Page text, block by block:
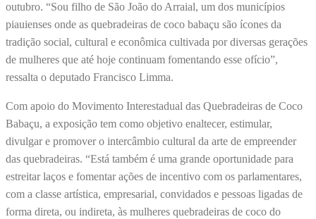
outubro. “Sou filho de São João do Arraial, um dos municípios
piauienses onde as quebradeiras de coco babaçu são ícones da
tradição social, cultural e econômica cultivada por diversas gerações
de mulheres que até hoje continuam fomentando esse ofício”,
ressalta o deputado Francisco Limma.
Com apoio do Movimento Interestadual das Quebradeiras de Coco
Babaçu, a exposição tem como objetivo enaltecer, estimular,
divulgar e promover o intercâmbio cultural da arte de empreender
das quebradeiras. “Está também é uma grande oportunidade para
estreitar laços e fomentar ações de incentivo com os parlamentares,
com a classe artística, empresarial, convidados e pessoas ligadas de
forma direta, ou indireta, às mulheres quebradeiras de coco do